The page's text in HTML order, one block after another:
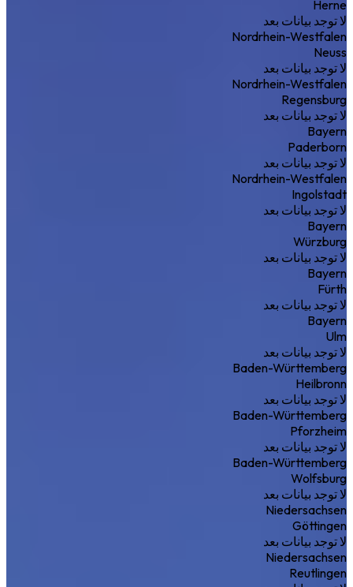
Herne
لا توجد بيانات بعد
Nordrhein-Westfalen
Neuss
لا توجد بيانات بعد
Nordrhein-Westfalen
Regensburg
لا توجد بيانات بعد
Bayern
Paderborn
لا توجد بيانات بعد
Nordrhein-Westfalen
Ingolstadt
لا توجد بيانات بعد
Bayern
Würzburg
لا توجد بيانات بعد
Bayern
Fürth
لا توجد بيانات بعد
Bayern
Ulm
لا توجد بيانات بعد
Baden-Württemberg
Heilbronn
لا توجد بيانات بعد
Baden-Württemberg
Pforzheim
لا توجد بيانات بعد
Baden-Württemberg
Wolfsburg
لا توجد بيانات بعد
Niedersachsen
Göttingen
لا توجد بيانات بعد
Niedersachsen
Reutlingen